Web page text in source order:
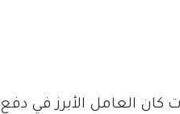
العامل الأبرز في دفع